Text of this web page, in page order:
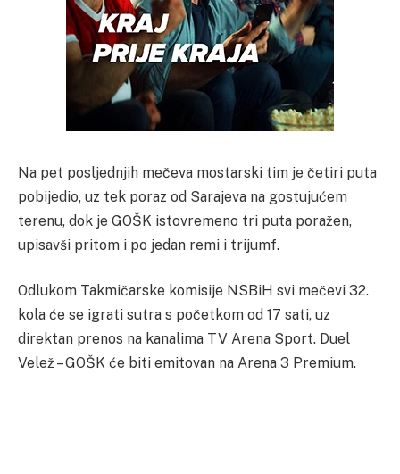
Na pet posljednjih mečeva mostarski tim je četiri puta
pobijedio, uz tek poraz od Sarajeva na gostujućem
terenu, dok je GOŠK istovremeno tri puta poražen,
upisavši pritom i po jedan remi i trijumf.
Odlukom Takmičarske komisije NSBiH svi mečevi 32.
kola će se igrati sutra s početkom od 17 sati, uz
direktan prenos na kanalima TV Arena Sport. Duel
Velež – GOŠK će biti emitovan na Arena 3 Premium.